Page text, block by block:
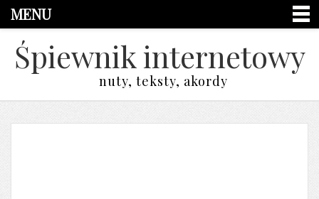
MENU
Śpiewnik internetowy
nuty, teksty, akordy